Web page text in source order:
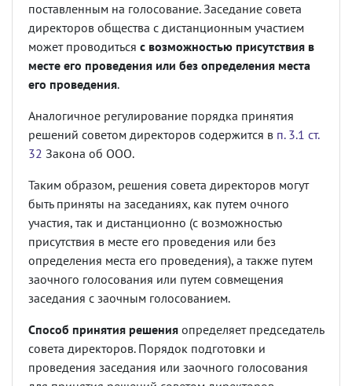
поставленным на голосование. Заседание совета
директоров общества с дистанционным участием
может проводиться с возможностью присутствия в
месте его проведения или без определения места
его проведения.
Аналогичное регулирование порядка принятия
решений советом директоров содержится в п. 3.1 ст.
32 Закона об ООО.
Таким образом, решения совета директоров могут
быть приняты на заседаниях, как путем очного
участия, так и дистанционно (с возможностью
присутствия в месте его проведения или без
определения места его проведения), а также путем
заочного голосования или путем совмещения
заседания с заочным голосованием.
Способ принятия решения определяет председатель
совета директоров. Порядок подготовки и
проведения заседания или заочного голосования